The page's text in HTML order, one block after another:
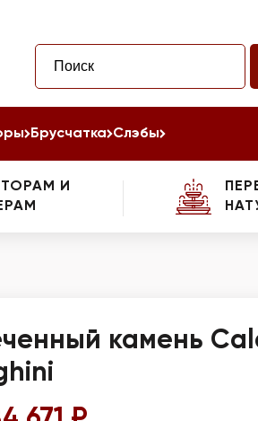
Брусчатка Слэбы
И
камень